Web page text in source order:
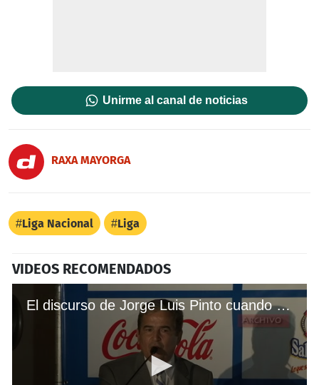
Unirme al canal de noticias
RAXA MAYORGA
Liga Nacional Liga
VIDEOS RECOMENDADOS
El discurso de Jorge Luis Pinto cuando fue presentado como técnico de Honduras